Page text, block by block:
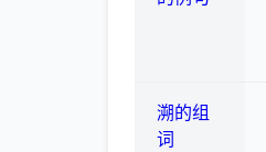
溯的组
词